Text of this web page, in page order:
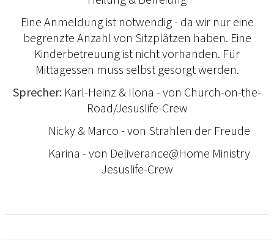
Eine Anmeldung ist notwendig - da wir nur eine
begrenzte Anzahl von Sitzplätzen haben. Eine
Kinderbetreuung ist nicht vorhanden. Für
Mittagessen muss selbst gesorgt werden.
Sprecher: Karl-Heinz & Ilona - von Church-on-the-
Road/Jesuslife-Crew
Nicky & Marco - von Strahlen der Freude
Karina - von Deliverance@Home Ministry
Jesuslife-Crew